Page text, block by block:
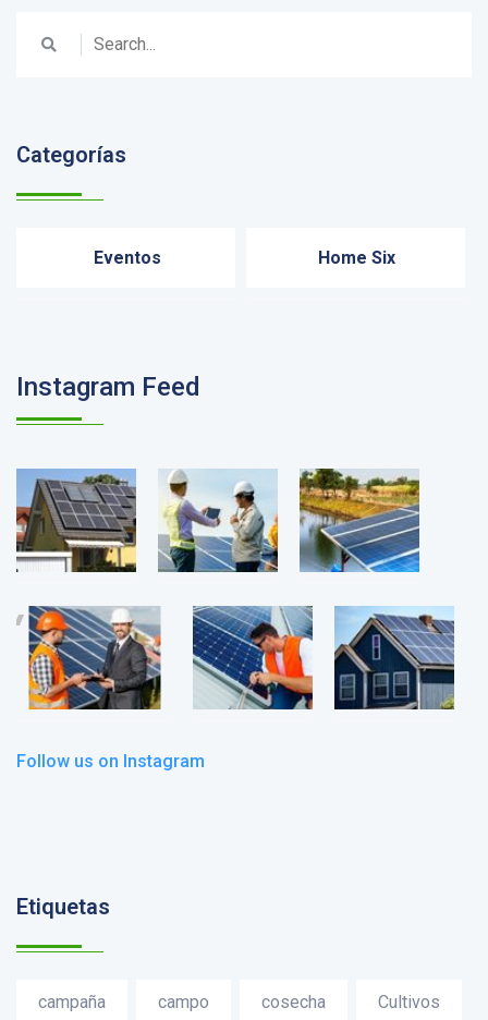
Categorías
Eventos Home Six
Instagram Feed
Follow us on Instagram
Etiquetas
campaña campo cosecha Cultivos